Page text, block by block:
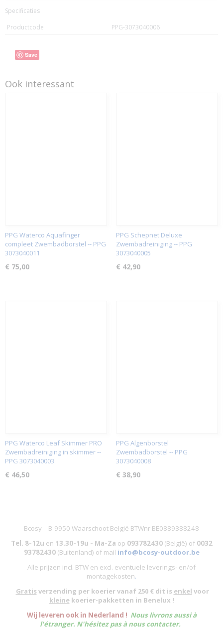
Specificaties
Productcode
PPG-3073040006
Save
Ook interessant
PPG Waterco Aquafinger
compleet Zwembadborstel -- PPG
3073040011
€ 75,00
PPG Schepnet Deluxe
Zwembadreiniging -- PPG
3073040005
€ 42,90
PPG Waterco Leaf Skimmer PRO
Zwembadreiniging in skimmer --
PPG 3073040003
€ 46,50
PPG Algenborstel
Zwembadborstel -- PPG
3073040008
€ 38,90
Bcosy - B-9950 Waarschoot België BTWnr BE0889388248
Tel. 8-12u en 13.30-19u - Ma-Za op 093782430(België) of 0032
93782430(Buitenland) of mail info@bcosy-outdoor.be
Alle prijzen incl. BTW en excl. eventuele leverings- en/of
montagekosten.
Gratis verzending per koerier vanaf 250 € dit is enkel voor
kleinekoerier-pakketten in Benelux !
Wij leveren ook in Nederland ! Nous livrons aussi à
l'étranger. N'hésitez pas à nous contacter.